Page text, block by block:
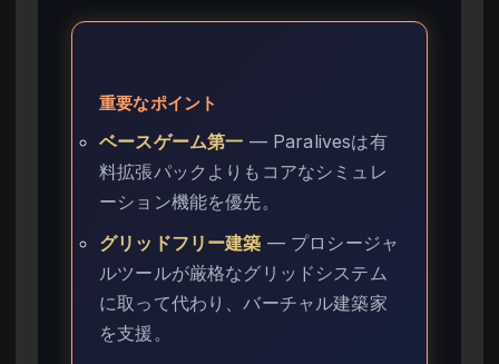
重要なポイント
ベースゲーム第一 — Paralivesは有
料拡張パックよりもコアなシミュレ
ーション機能を優先。
グリッドフリー建築 — プロシージャ
ルツールが厳格なグリッドシステム
に取って代わり、バーチャル建築家
を支援。